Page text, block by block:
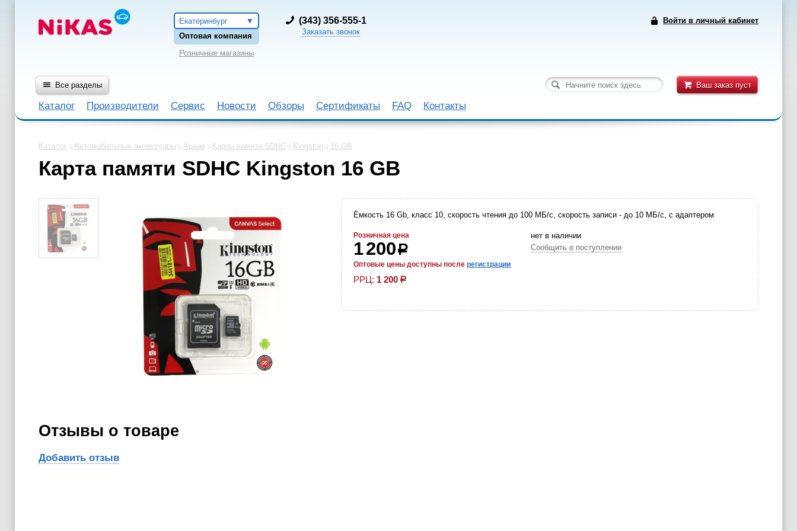
Войти в личный кабинет
Екатеринбург
Оптовая компания
Розничные магазины
(343) 356-555-1
Заказать звонок
Ваш заказ пуст
Все разделы
Каталог Производители Сервис Новости Обзоры Сертификаты FAQ Контакты
Каталог Автомобильные аксессуары Архив Карты памяти SDHC Kingston 16 GB
Карта памяти SDHC Kingston 16 GB
Ёмкость 16 Gb, класс 10, скорость чтения до 100 МБ/с, скорость записи - до 10 МБ/с, с адаптером
Розничная цена
1 200р
Оптовые цены доступны после регистрации
РРЦ: 1 200 р
нет в наличии
Сообщить о поступлении
Отзывы о товаре
Добавить отзыв